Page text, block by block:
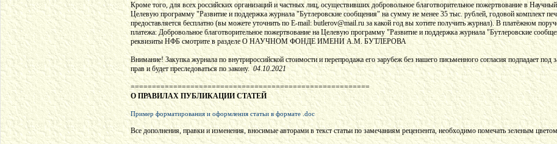
Кроме того, для всех российских организаций и частных лиц, осуществивших добровольное благотворительное пожертвование в
Целевую программу "Развитие и поддержка журнала "Бутлеровские сообщения" на сумму не менее 35 тыс. рублей, годовой комплект
предоставляется бесплатно (вы можете уточнить по E-mail: butlerov@mail.ru за какой год вы хотите получить журнал). В платёжном
платежа: Добровольное благотворительное пожертвование на Целевую программу "Развитие и поддержка журнала "Бутлеровские
реквизиты НФБ смотрите в разделе О НАУЧНОМ ФОНДЕ ИМЕНИ А.М. БУТЛЕРОВА
Внимание! Закупка журнала по внутрироссийской стоимости и перепродажа его зарубеж без нашего письменного согласия подпадает
прав и будет преследоваться по закону.04.10.2021
========================================================
О ПРАВИЛАХ ПУБЛИКАЦИИ СТАТЕЙ
Пример форматирования и оформления статьи в формате .doc
Все дополнения, правки и изменения, вносимые авторами в текст статьи по замечаниям рецензента, необходимо помечать зеленым